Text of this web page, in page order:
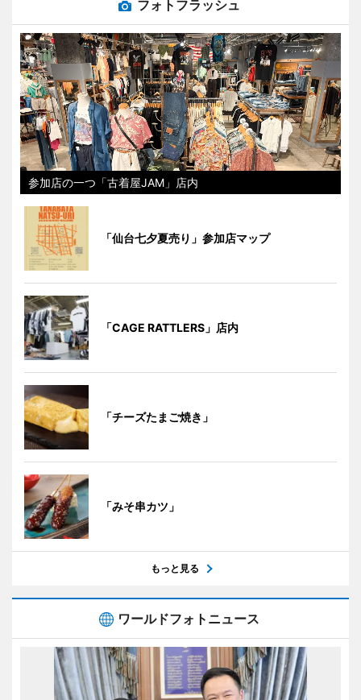
フォトフラッシュ
参加店の一つ「古着屋JAM」店内
「仙台七夕夏売り」参加店マップ
「CAGE RATTLERS」店内
「チーズたまご焼き」
「みそ串カツ」
もっと見る
ワールドフォトニュース